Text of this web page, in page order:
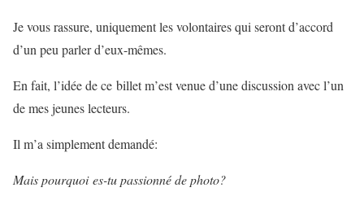
Je vous rassure, uniquement les volontaires qui seront d’accord
d’un peu parler d’eux-mêmes.
En fait, l’idée de ce billet m’est venue d’une discussion avec l’un
de mes jeunes lecteurs.
Il m’a simplement demandé:
Mais pourquoi es-tu passionné de photo?